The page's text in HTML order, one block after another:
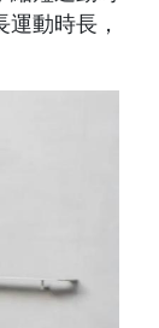
動時長，